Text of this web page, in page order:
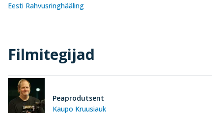
Eesti Rahvusringhääling
Filmitegijad
Kaupo Kruusiauk
Peaprodutsent